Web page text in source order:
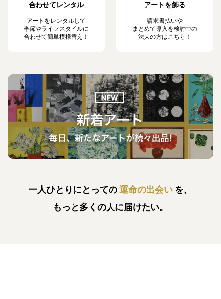
合わせてレンタル
アートをレンタルして
季節やライフスタイルに
合わせて簡単模様替え！
アートを飾る
請求書払いや
まとめて導入を検討中の
法人の方はこちら！
一人ひとりにとっての運命の出会い を、
もっと多くの人に届けたい。